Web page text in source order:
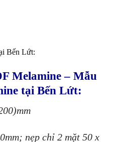
Bến Lứt:
Melamine – Mẫu
tại Bến Lứt:
nẹp chỉ 2 mặt 50 x